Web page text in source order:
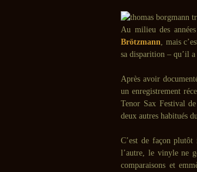
Au milieu des
Brötzmann, mais
sa disparition – qu’il
Après avoir
un enregistrement
Tenor Sax Festival
deux autres habitués
C’est de façon
l’autre, le vinyle ne
comparaisons et